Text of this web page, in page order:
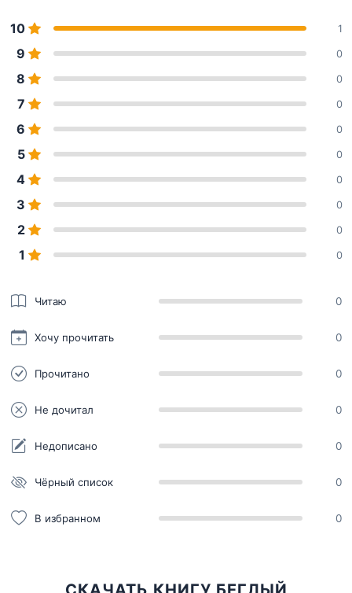
10 1
9 0
8 0
7 0
6 0
5 0
4 0
3 0
2 0
1 0
Читаю 0
Хочу прочитать 0
Прочитано 0
Не дочитал 0
Недописано 0
Чёрный список 0
В избранном 0